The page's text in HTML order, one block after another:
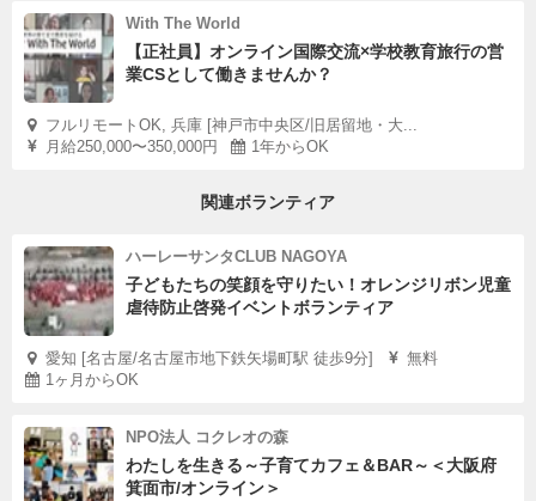
With The World
【正社員】オンライン国際交流×学校教育旅行の営
業CSとして働きませんか？
フルリモートOK, 兵庫 [神戸市中央区/旧居留地・大...
月給250,000〜350,000円
1年からOK
関連ボランティア
ハーレーサンタCLUB NAGOYA
子どもたちの笑顔を守りたい！オレンジリボン児童
虐待防止啓発イベントボランティア
愛知 [名古屋/名古屋市地下鉄矢場町駅 徒歩9分]
無料
1ヶ月からOK
NPO法人 コクレオの森
わたしを生きる～子育てカフェ＆BAR～＜大阪府
箕面市/オンライン＞